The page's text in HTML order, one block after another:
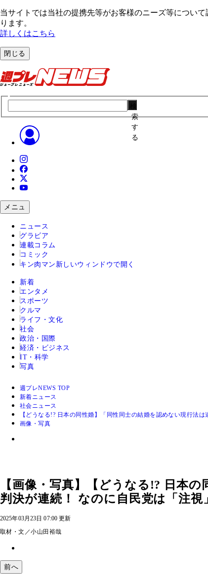
当サイトでは当社の提携先等がお客様のニーズ等につい
ります。
詳しくはこちら
閉じる
索
す
る
メニュ
ニュース
グラビア
連載コラム
コミック
キン肉マン 新しいウィンドウで開く
新着
エンタメ
スポーツ
クルマ
ライフ・文化
社会
政治・国際
経済・ビジネス
IT・科学
写真
週プレNEWS TOP
新着ニュース
社会ニュース
【どうなる!? 日本の同性婚】「同性同士の結婚を認めない現行法
画像・写真
【画像・写真】【どうなる!? 日本
判決が連続！ なのに自民党は「注
2025年03月23日 07:00 更新
取材・文／小山田裕哉
前へ